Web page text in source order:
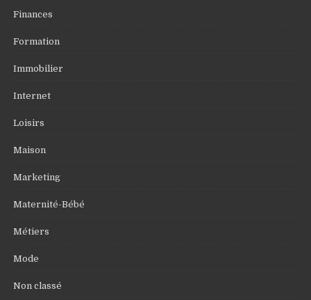
Finances
Formation
Immobilier
Internet
Loisirs
Maison
Marketing
Maternité-Bébé
Métiers
Mode
Non classé